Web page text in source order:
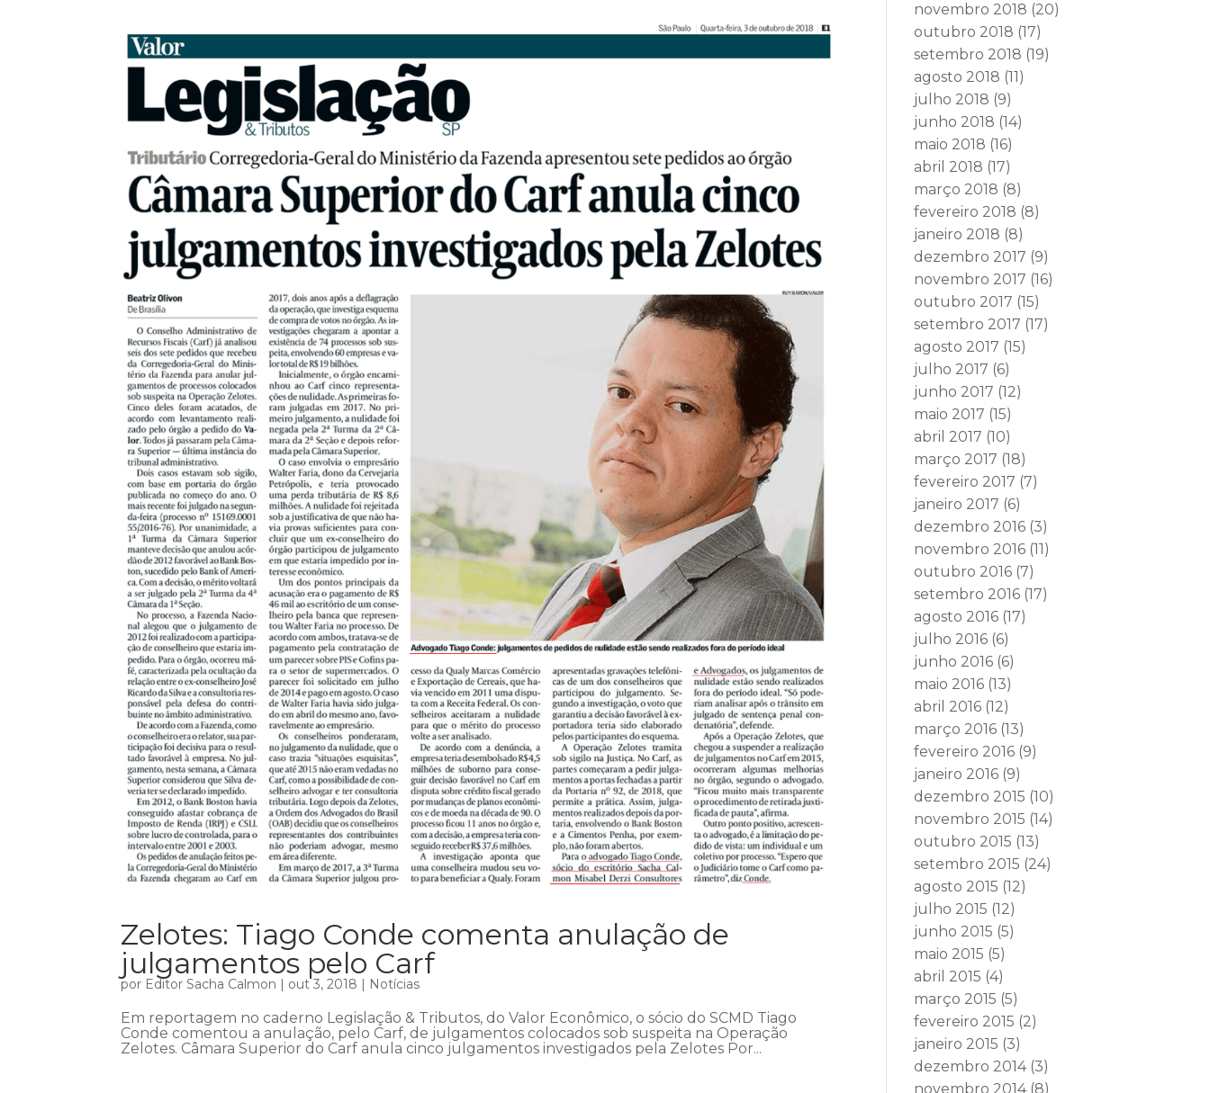
Zelotes: Tiago Conde comenta anulação de
julgamentos pelo Carf
por Editor Sacha Calmon | out 3, 2018 | Notícias
Em reportagem no caderno Legislação & Tributos, do Valor Econômico, o sócio do SCMD Tiago
Conde comentou a anulação, pelo Carf, de julgamentos colocados sob suspeita na Operação
Zelotes. Câmara Superior do Carf anula cinco julgamentos investigados pela Zelotes Por...
novembro 2018 (20)
outubro 2018 (17)
setembro 2018 (19)
agosto 2018 (11)
julho 2018 (9)
junho 2018 (14)
maio 2018 (16)
abril 2018 (17)
março 2018 (8)
fevereiro 2018 (8)
janeiro 2018 (8)
dezembro 2017 (9)
novembro 2017 (16)
outubro 2017 (15)
setembro 2017 (17)
agosto 2017 (15)
julho 2017 (6)
junho 2017 (12)
maio 2017 (15)
abril 2017 (10)
março 2017 (18)
fevereiro 2017 (7)
janeiro 2017 (6)
dezembro 2016 (3)
novembro 2016 (11)
outubro 2016 (7)
setembro 2016 (17)
agosto 2016 (17)
julho 2016 (6)
junho 2016 (6)
maio 2016 (13)
abril 2016 (12)
março 2016 (13)
fevereiro 2016 (9)
janeiro 2016 (9)
dezembro 2015 (10)
novembro 2015 (14)
outubro 2015 (13)
setembro 2015 (24)
agosto 2015 (12)
julho 2015 (12)
junho 2015 (5)
maio 2015 (5)
abril 2015 (4)
março 2015 (5)
fevereiro 2015 (2)
janeiro 2015 (3)
dezembro 2014(3)
novembro 2014(8)